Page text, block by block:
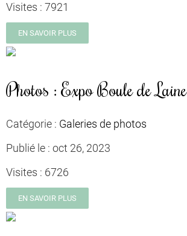
Visites : 7921
EN SAVOIR PLUS
Photos : Expo Boule de Laine
Catégorie : Galeries de photos
Publié le : oct 26, 2023
Visites : 6726
EN SAVOIR PLUS